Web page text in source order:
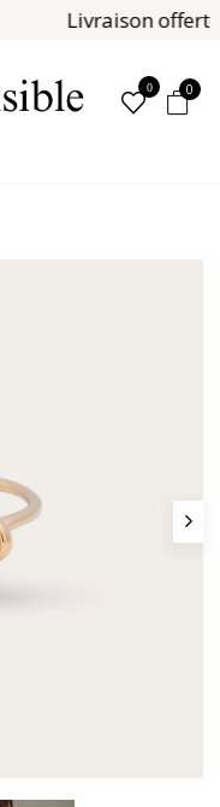
Livraison
0 0